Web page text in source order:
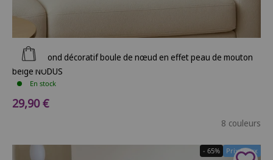
Ajouter au panier
Coussin rond décoratif boule de nœud en effet peau de mouton
beige NODUS
En stock
Prix de vente
29,90 €
8 couleurs
Prix Doux
- 65%